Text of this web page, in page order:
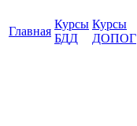
Главная
Курсы
БДД
Курсы
ДОПОГ